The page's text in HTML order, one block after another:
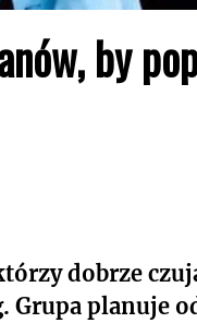
by
dobrze
planuje